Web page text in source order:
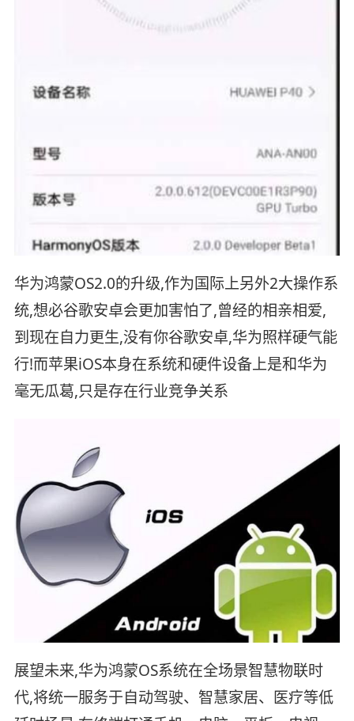
华为鸿蒙OS2.0的升级,作为国际上另外2大操作系
统,想必谷歌安卓会更加害怕了,曾经的相亲相爱,
到现在自力更生,没有你谷歌安卓,华为照样硬气能
行!而苹果iOS本身在系统和硬件设备上是和华为
毫无瓜葛,只是存在行业竞争关系
展望未来,华为鸿蒙OS系统在全场景智慧物联时
代,将统一服务于自动驾驶、智慧家居、医疗等低